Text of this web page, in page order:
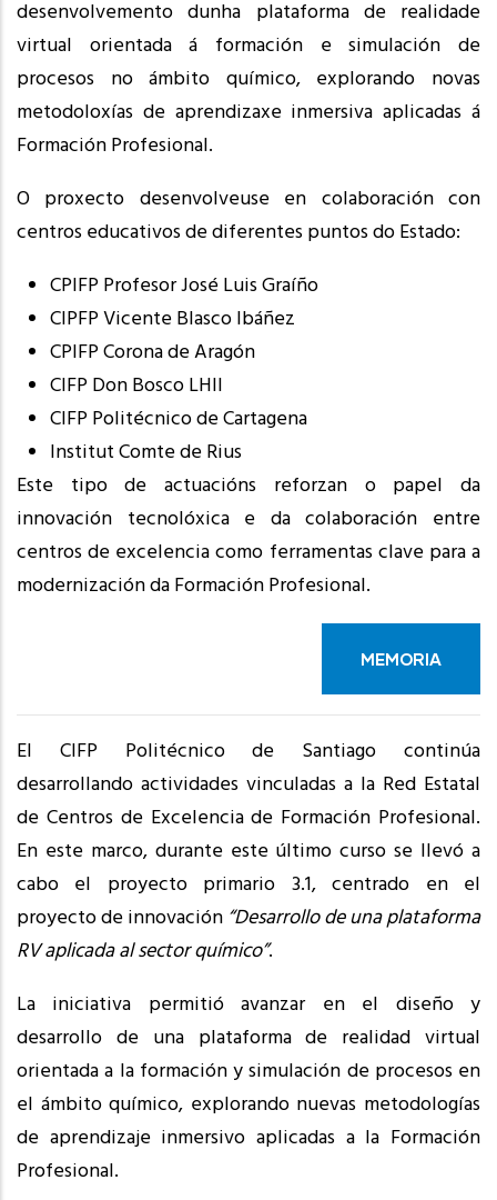
desenvolvemento dunha plataforma de realidade
virtual orientada á formación e simulación de
procesos no ámbito químico, explorando novas
metodoloxías de aprendizaxe inmersiva aplicadas á
Formación Profesional.
O proxecto desenvolveuse en colaboración con
centros educativos de diferentes puntos do Estado:
CPIFP Profesor José Luis Graíño
CIPFP Vicente Blasco Ibáñez
CPIFP Corona de Aragón
CIFP Don Bosco LHII
CIFP Politécnico de Cartagena
Institut Comte de Rius
Este tipo de actuacións reforzan o papel da
innovación tecnolóxica e da colaboración entre
centros de excelencia como ferramentas clave para a
modernización da Formación Profesional.
MEMORIA
El CIFP Politécnico de Santiago continúa
desarrollando actividades vinculadas a la Red Estatal
de Centros de Excelencia de Formación Profesional.
En este marco, durante este último curso se llevó a
cabo el proyecto primario 3.1, centrado en el
proyecto de innovación “Desarrollo de una plataforma
RV aplicada al sector químico”.
La iniciativa permitió avanzar en el diseño y
desarrollo de una plataforma de realidad virtual
orientada a la formación y simulación de procesos en
el ámbito químico, explorando nuevas metodologías
de aprendizaje inmersivo aplicadas a la Formación
Profesional.